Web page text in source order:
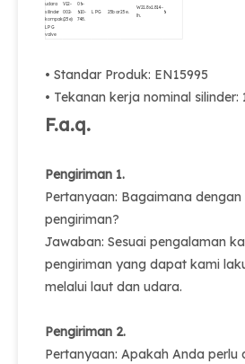
udara
silinder
kompak
LPG
valve
V12-
002-
(25e)
06-
610-
748.
LPG 25bar25e.
W21.8x1.814-
lh.
6
• Standar Produk: EN15995
• Tekanan kerja nominal silinder:
F.a.q.
Pengiriman 1.
Pertanyaan: Bagaimana
pengiriman?
Jawaban: Sesuai pengalaman
pengiriman yang dapat kami
melalui laut dan udara.
Pengiriman 2.
Pertanyaan: Apakah Anda perlu